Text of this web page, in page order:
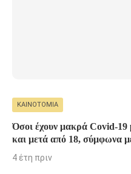
ΚΑΙΝΟΤΟΜΊΑ
Όσοι έχουν μακρά Covid-19
και μετά από 18, σύμφωνα
4 έτη πριν